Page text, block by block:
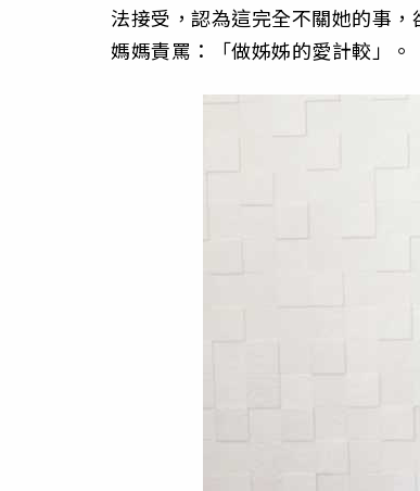
法接受，認為這完全不關她的事
媽媽責罵：「做姊姊的愛計較」。